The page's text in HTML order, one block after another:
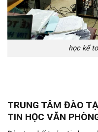
học kế
TRUNG TÂM ĐÀO
TIN HỌC VĂN